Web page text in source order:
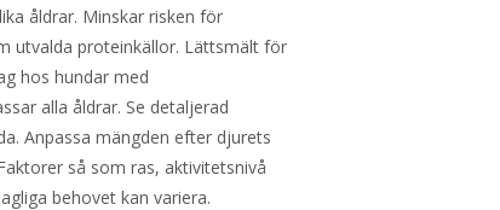
åldrar. Minskar risken för
utvalda proteinkällor. Lättsmält för
hos hundar med
alla åldrar. Se detaljerad
Anpassa mängden efter djurets
så som ras, aktivitetsnivå
behovet kan variera.